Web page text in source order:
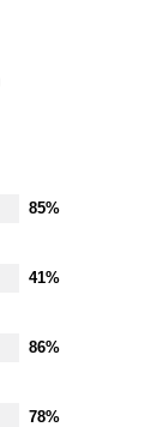
85%
41%
86%
78%